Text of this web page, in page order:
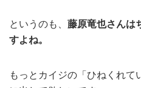
というのも、 藤原竜也さんは
すよね。
もっとカイジの「ひねくれ